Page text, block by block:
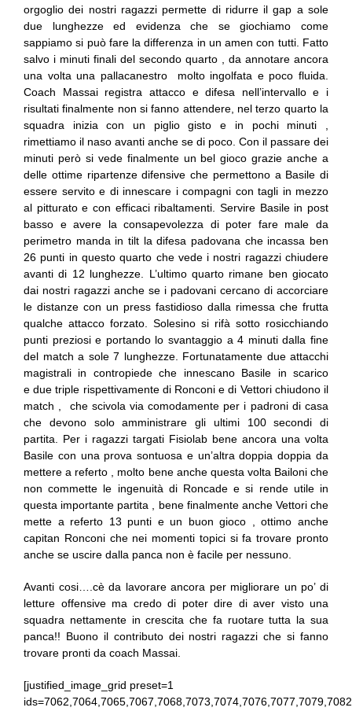
orgoglio dei nostri ragazzi permette di ridurre il gap a sole
due lunghezze ed evidenza che se giochiamo come
sappiamo si può fare la differenza in un amen con tutti. Fatto
salvo i minuti finali del secondo quarto , da annotare ancora
una volta una pallacanestro molto ingolfata e poco fluida.
Coach Massai registra attacco e difesa nell’intervallo e i
risultati finalmente non si fanno attendere, nel terzo quarto la
squadra inizia con un piglio gisto e in pochi minuti ,
rimettiamo il naso avanti anche se di poco. Con il passare dei
minuti però si vede finalmente un bel gioco grazie anche a
delle ottime ripartenze difensive che permettono a Basile di
essere servito e di innescare i compagni con tagli in mezzo
al pitturato e con efficaci ribaltamenti. Servire Basile in post
basso e avere la consapevolezza di poter fare male da
perimetro manda in tilt la difesa padovana che incassa ben
26 punti in questo quarto che vede i nostri ragazzi chiudere
avanti di 12 lunghezze. L’ultimo quarto rimane ben giocato
dai nostri ragazzi anche se i padovani cercano di accorciare
le distanze con un press fastidioso dalla rimessa che frutta
qualche attacco forzato. Solesino si rifà sotto rosicchiando
punti preziosi e portando lo svantaggio a 4 minuti dalla fine
del match a sole 7 lunghezze. Fortunatamente due attacchi
magistrali in contropiede che innescano Basile in scarico
e due triple rispettivamente di Ronconi e di Vettori chiudono il
match , che scivola via comodamente per i padroni di casa
che devono solo amministrare gli ultimi 100 secondi di
partita. Per i ragazzi targati Fisiolab bene ancora una volta
Basile con una prova sontuosa e un’altra doppia doppia da
mettere a referto , molto bene anche questa volta Bailoni che
non commette le ingenuità di Roncade e si rende utile in
questa importante partita , bene finalmente anche Vettori che
mette a referto 13 punti e un buon gioco , ottimo anche
capitan Ronconi che nei momenti topici si fa trovare pronto
anche se uscire dalla panca non è facile per nessuno.
Avanti cosi….cè da lavorare ancora per migliorare un po’ di
letture offensive ma credo di poter dire di aver visto una
squadra nettamente in crescita che fa ruotare tutta la sua
panca!! Buono il contributo dei nostri ragazzi che si fanno
trovare pronti da coach Massai.
[justified_image_grid preset=1